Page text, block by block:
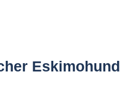
Eskimohund